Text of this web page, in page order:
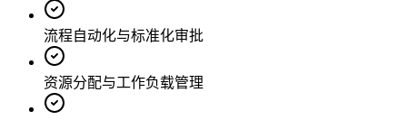
流程自动化与标准化审批
资源分配与工作负载管理